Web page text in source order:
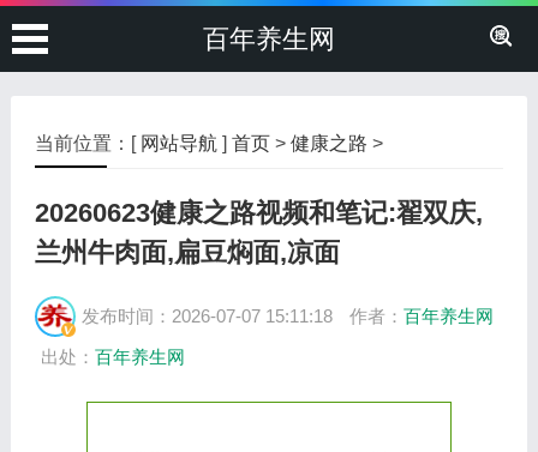
百年养生网
当前位置：[ 网站导航 ] 首页> 健康之路 >
20260623健康之路视频和笔记:翟双庆,
兰州牛肉面,扁豆焖面,凉面
发布时间：2026-07-07 15:11:18 作者： 百年养生网
出处： 百年养生网